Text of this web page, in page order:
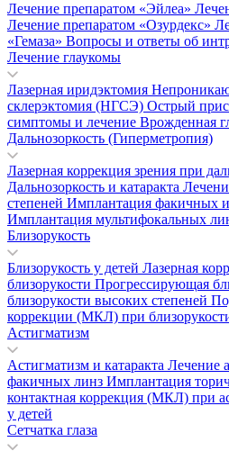
Лечение препаратом «Эйлеа»
Лечение препаратом «Озурдекс»
«Гемаза» Вопросы и ответы об
Лечение глаукомы
Лазерная иридэктомия
склерэктомия (НГСЭ) Острый
симптомы и лечение Врожденная
Дальнозоркость (Гиперметропия)
Лазерная коррекция зрения при
Дальнозоркость и катаракта
степеней Имплантация факичных
Имплантация мультифокальных
Близорукость
Близорукость у детей Лазерная
близорукости Прогрессирующая
близорукости высоких степеней
коррекции (МКЛ) при
Астигматизм
Астигматизм и катаракта Лечение
факичных линз Имплантация
контактная коррекция (МКЛ) при
у детей
Сетчатка глаза